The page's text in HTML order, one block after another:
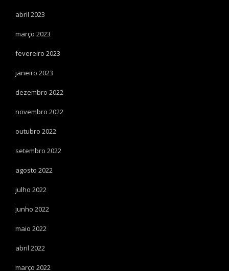
abril 2023
março 2023
fevereiro 2023
janeiro 2023
dezembro 2022
novembro 2022
outubro 2022
setembro 2022
agosto 2022
julho 2022
junho 2022
maio 2022
abril 2022
março 2022